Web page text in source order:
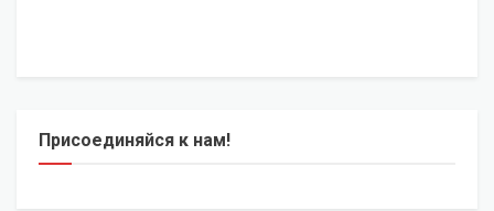
Присоединяйся к нам!